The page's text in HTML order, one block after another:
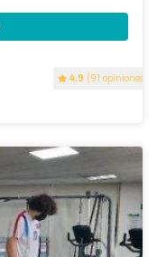
4.9 (91 opiniones)